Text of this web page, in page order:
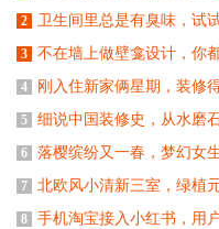
2 卫生间里总是有臭味，试
3 不在墙上做壁龛设计，你
4 刚入住新家俩星期，装修
5 细说中国装修史，从水磨
6 落樱缤纷又一春，梦幻女
7 北欧风小清新三室，绿植
8 手机淘宝接入小红书，用